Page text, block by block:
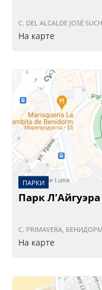
C. DEL ALCALDE JOSÉ
На карте
ПАРКИ
Парк Л’Айгуэра
C. PRIMAVERA, БЕНИДОРМ
На карте